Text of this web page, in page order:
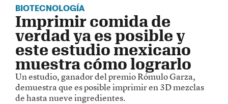
BIOTECNOLOGÍA
Imprimir comida de
verdad ya es posible y
este estudio mexicano
muestra cómo lograrlo
Un estudio, ganador del premio Rómulo Garza,
demuestra que es posible imprimir en 3D mezclas
de hasta nueve ingredientes.